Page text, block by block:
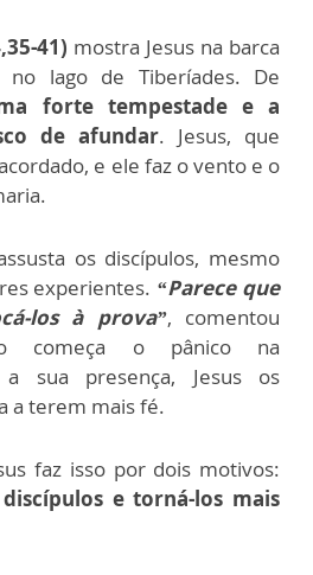
41) mostra Jesus na barca
no lago de Tiberíades. De
forte tempestade e a
de afundar. Jesus, que
e ele faz o vento e o
os discípulos, mesmo
experientes. “Parece que
los à prova”, comentou
começa o pânico na
a sua presença, Jesus os
a terem mais fé.
faz isso por dois motivos:
e torná-los mais